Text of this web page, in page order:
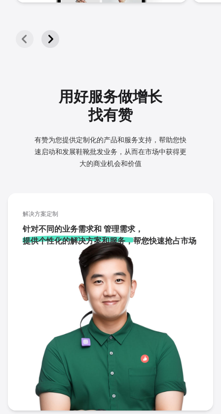
用好服务做增长
找有赞
有赞为您提供定制化的产品和服务支持，帮助您快
速启动和发展鞋靴批发业务，从而在市场中获得更
大的商业机会和价值
解决方案定制
针对不同的业务需求和 管理需求，
提供个性化的解决方案和服务，帮您快速抢占市场